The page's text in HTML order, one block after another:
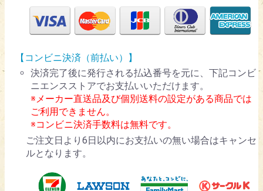
【コンビニ決済（前払い）】
決済完了後に発行される払込番号を元に、下記コンビ
ニエンスストアでお支払いいただけます。
※メーカー直送品及び個別送料の設定がある商品では
ご利用できません。
※コンビニ決済手数料は無料です。
ご注文日より6日以内にお支払いの無い場合はキャンセ
ルとなります。